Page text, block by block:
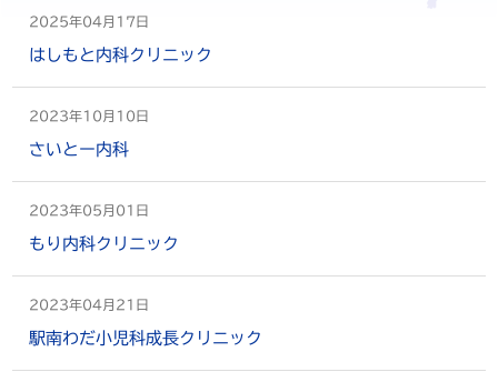
2025年04月17日
はしもと内科クリニック
2023年10月10日
さいとー内科
2023年05月01日
もり内科クリニック
2023年04月21日
駅南わだ小児科成長クリニック